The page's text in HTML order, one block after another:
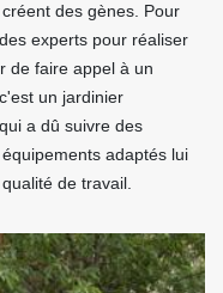
des gènes. Pour
experts pour réaliser
de faire appel à un
un jardinier
a dû suivre des
adaptés lui
de travail.